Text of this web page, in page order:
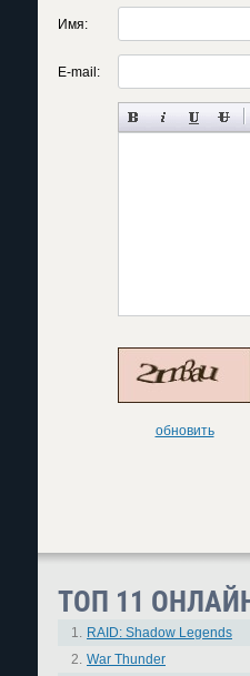
Имя:
E-mail:
обновить
ТОП 11
1. RAID: Shadow Legends
2. War Thunder